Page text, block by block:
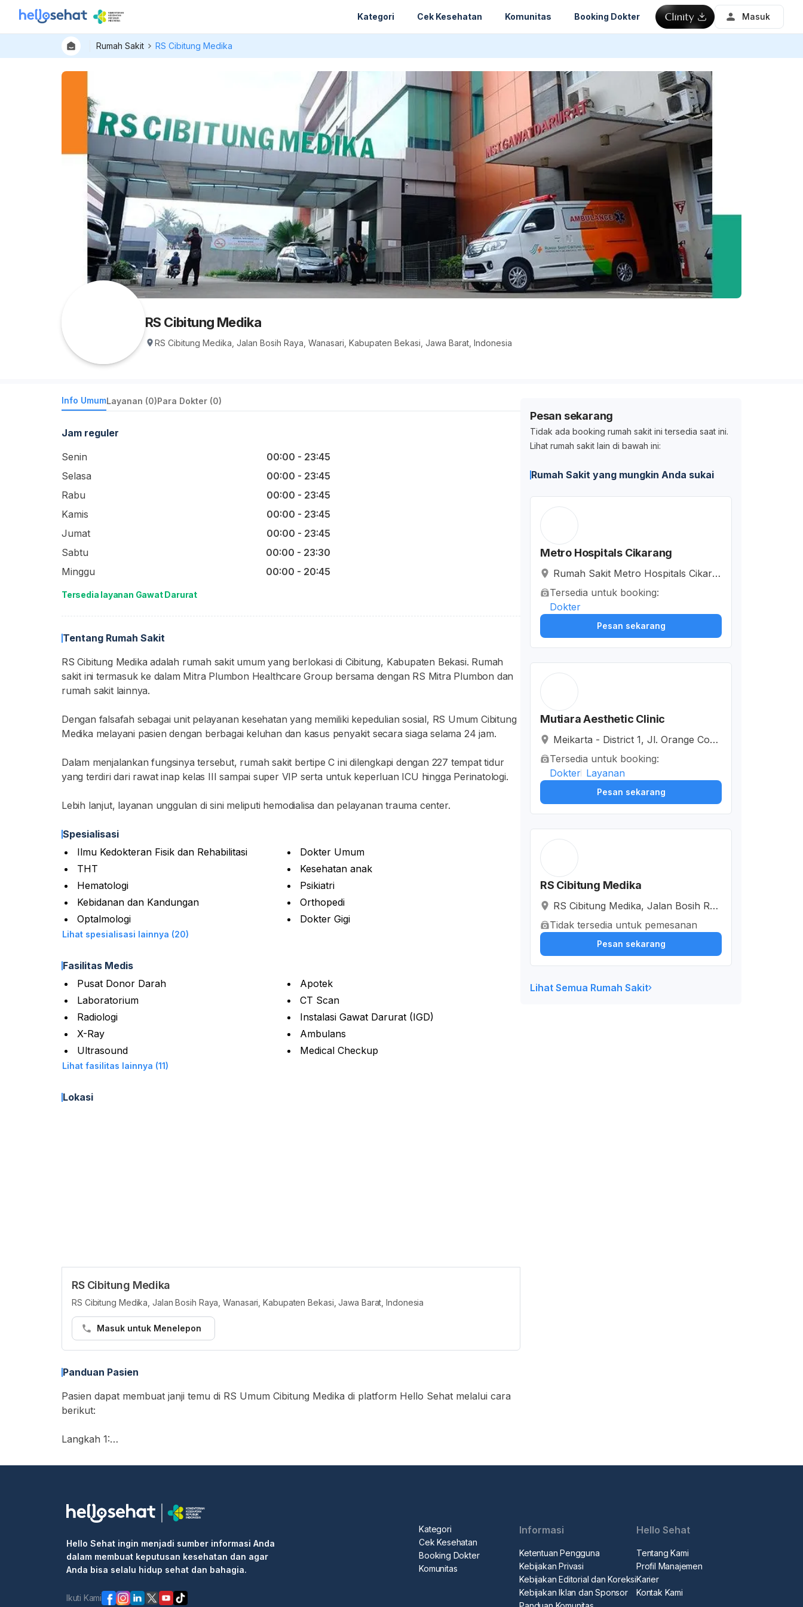
Kategori Cek Kesehatan Komunitas Booking Dokter Masuk
Rumah Sakit RS Cibitung Medika
RS Cibitung Medika
RS Cibitung Medika, Jalan Bosih Raya, Wanasari, Kabupaten Bekasi, Jawa Barat, Indonesia
Info UmumLayanan (0)Para Dokter (0)
Jam reguler
Senin
00:00 - 23:45
Selasa
00:00 - 23:45
Rabu
00:00 - 23:45
Kamis
00:00 - 23:45
Jumat
00:00 - 23:45
Sabtu
00:00 - 23:30
Minggu
00:00 - 20:45
Tersedia layanan Gawat Darurat
Tentang Rumah Sakit
RS Cibitung Medika adalah rumah sakit umum yang berlokasi di Cibitung, Kabupaten Bekasi. Rumah
sakit ini termasuk ke dalam Mitra Plumbon Healthcare Group bersama dengan RS Mitra Plumbon dan
rumah sakit lainnya.
Dengan falsafah sebagai unit pelayanan kesehatan yang memiliki kepedulian sosial, RS Umum Cibitung
Medika melayani pasien dengan berbagai keluhan dan kasus penyakit secara siaga selama 24 jam.
Dalam menjalankan fungsinya tersebut, rumah sakit bertipe C ini dilengkapi dengan 227 tempat tidur
yang terdiri dari rawat inap kelas III sampai super VIP serta untuk keperluan ICU hingga Perinatologi.
Lebih lanjut, layanan unggulan di sini meliputi hemodialisa dan pelayanan trauma center.
Spesialisasi
Ilmu Kedokteran Fisik dan Rehabilitasi
Dokter Umum
THT
Kesehatan anak
Hematologi
Psikiatri
Kebidanan dan Kandungan
Orthopedi
Optalmologi
Dokter Gigi
Lihat spesialisasi lainnya (20)
Fasilitas Medis
Pusat Donor Darah
Apotek
Laboratorium
CT Scan
Radiologi
Instalasi Gawat Darurat (IGD)
X-Ray
Ambulans
Ultrasound
Medical Checkup
Lihat fasilitas lainnya (11)
Lokasi
RS Cibitung Medika
RS Cibitung Medika, Jalan Bosih Raya, Wanasari, Kabupaten Bekasi, Jawa Barat, Indonesia
Masuk untuk Menelepon
Panduan Pasien
Pasien dapat membuat janji temu di RS Umum Cibitung Medika di platform Hello Sehat melalui cara
berikut:
Langkah 1:
• Masukkan "RS Umum Cibitung Medika" di kotak pencarian
• Isi informasi pribadi Anda dan selesaikan pemesanan
Langkah 2: Pergi ke rumah sakit atau klinik terjadwal, pergi ke konter penerimaan medis, tunjukkan
informasi pemesanan kepada resepsionis/perawat
Langkah 3: Masuk ke klinik untuk pemeriksaan.
Pesan sekarang
Tidak ada booking rumah sakit ini tersedia saat ini.
Lihat rumah sakit lain di bawah ini:
Rumah Sakit yang mungkin Anda sukai
Metro Hospitals Cikarang
Rumah Sakit Metro Hospitals Cikara
ng, Jalan Anggrek I, Mekarmukti Cik
arang Baru, Kabupaten Bekasi, Jaw
a Barat, Indonesia
Tersedia untuk booking:
Dokter
Pesan sekarang
Mutiara Aesthetic Clinic
Meikarta - District 1, Jl. Orange Coun
ty Boulevard, Cibatu, Kabupaten Bek
asi, Jawa Barat, Indonesia
Tersedia untuk booking:
Dokter Layanan
Pesan sekarang
RS Cibitung Medika
RS Cibitung Medika, Jalan Bosih Ray
a, Wanasari, Kabupaten Bekasi, Jaw
a Barat, Indonesia
Tidak tersedia untuk pemesanan
Pesan sekarang
Lihat Semua Rumah Sakit
Hello Sehat ingin menjadi sumber informasi Anda
dalam membuat keputusan kesehatan dan agar
Anda bisa selalu hidup sehat dan bahagia.
Ikuti Kami
Kategori
Cek Kesehatan
Booking Dokter
Komunitas
Informasi
Ketentuan Pengguna
Kebijakan Privasi
Kebijakan Editorial dan Koreksi
Kebijakan Iklan dan Sponsor
Hello Sehat
Tentang Kami
Profil Manajemen
Karier
Kontak Kami